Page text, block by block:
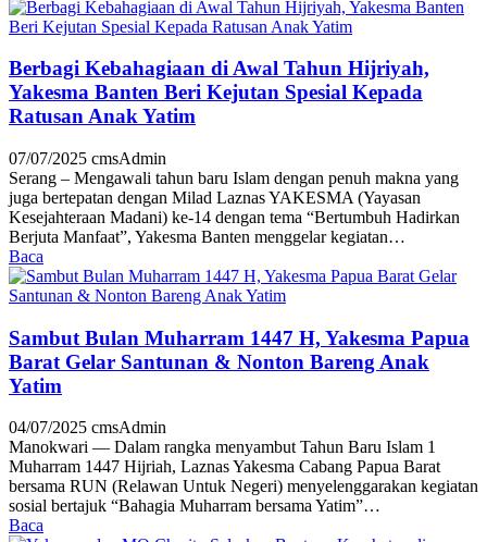
Berbagi Kebahagiaan di Awal Tahun Hijriyah,
Yakesma Banten Beri Kejutan Spesial Kepada
Ratusan Anak Yatim
07/07/2025 cmsAdmin
Serang – Mengawali tahun baru Islam dengan penuh makna yang
juga bertepatan dengan Milad Laznas YAKESMA (Yayasan
Kesejahteraan Madani) ke-14 dengan tema “Bertumbuh Hadirkan
Berjuta Manfaat”, Yakesma Banten menggelar kegiatan…
Baca
Sambut Bulan Muharram 1447 H, Yakesma Papua
Barat Gelar Santunan & Nonton Bareng Anak
Yatim
04/07/2025 cmsAdmin
Manokwari — Dalam rangka menyambut Tahun Baru Islam 1
Muharram 1447 Hijriah, Laznas Yakesma Cabang Papua Barat
bersama RUN (Relawan Untuk Negeri) menyelenggarakan kegiatan
sosial bertajuk “Bahagia Muharram bersama Yatim”…
Baca